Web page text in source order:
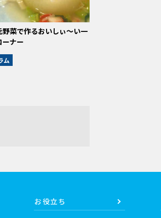
野菜で作るおいしぃ～い一
ーナー
ム
お役立ち